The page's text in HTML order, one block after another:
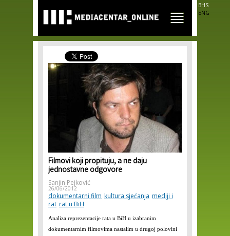
main
content
BHS
ENG
Filmovi koji propituju, a ne daju
jednostavne odgovore
Sanjin Pejković
26/06/2012
dokumentarni film kultura sjećanja mediji i
rat rat u BiH
Analiza reprezentacije rata u BiH u izabranim
dokumentarnim filmovima nastalim u drugoj polovini